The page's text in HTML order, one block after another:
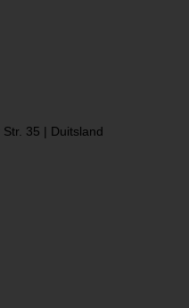
35 | Duitsland